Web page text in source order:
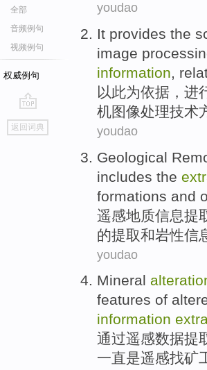
全部
音频例句
视频例句
权威例句
go
top
返回词典
youdao
It provides the
image
information,
以此为依据 ，进
机图像处理技术
youdao
Geological
includes the
formations and
遥感地质信息提
的提取和岩性信
youdao
Mineral
features of
information
通过遥感数据提
一直是遥感找矿